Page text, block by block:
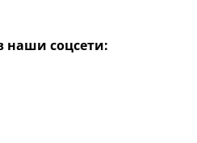
наши соцсети: